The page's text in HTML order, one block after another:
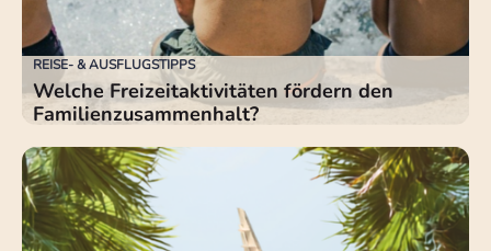
REISE- & AUSFLUGSTIPPS
Welche Freizeitaktivitäten fördern den
Familienzusammenhalt?